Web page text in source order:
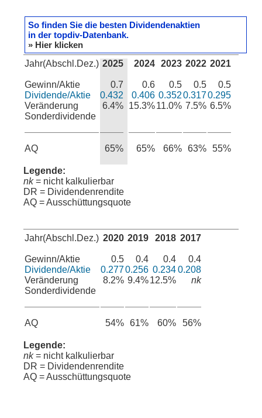
So finden Sie die besten Dividendenaktien
in der topdiv-Datenbank.
» Hier klicken
Jahr(Abschl.Dez.)
Gewinn/Aktie
Dividende/Aktie
Veränderung
Sonderdividende
AQ
2025
0.7
0.432
6.4%
65%
2024
0.6
0.406
15.3%
65%
2023
0.5
0.352
11.0%
66%
2022
0.5
0.317
7.5%
63%
2021
0.5
0.295
6.5%
55%
Legende:
nk= nicht kalkulierbar
DR = Dividendenrendite
AQ = Ausschüttungsquote
Jahr(Abschl.Dez.)
Gewinn/Aktie
Dividende/Aktie
Veränderung
Sonderdividende
AQ
2020
0.5
0.277
8.2%
54%
2019
0.4
0.256
9.4%
61%
2018
0.4
0.234
12.5%
60%
2017
0.4
0.208
nk
56%
Legende:
nk= nicht kalkulierbar
DR = Dividendenrendite
AQ = Ausschüttungsquote